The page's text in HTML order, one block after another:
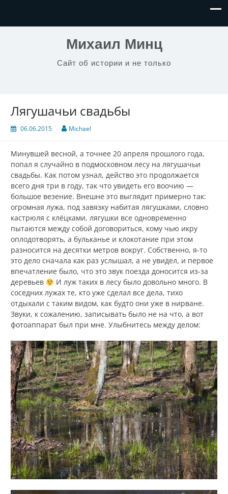
Михаил Минц
Сайт об истории и не только
Лягушачьи свадьбы
06.06.2015 Michael
Минувшей весной, а точнее 20 апреля прошлого года,
попал я случайно в подмосковном лесу на лягушачьи
свадьбы. Как потом узнал, действо это продолжается
всего дня три в году, так что увидеть его воочию —
большое везение. Внешне это выглядит примерно так:
огромная лужа, под завязку набитая лягушками, словно
кастрюля с клёцками, лягушки все одновременно
пытаются между собой договориться, кому чью икру
оплодотворять, а бульканье и клокотание при этом
разносится на десятки метров вокруг. Собственно, я-то
это дело сначала как раз услышал, а не увидел, и первое
впечатление было, что это звук поезда доносится из-за
деревьев
И луж таких в лесу было довольно много. В
соседних лужах те, кто уже сделал все дела, тихо
отдыхали с таким видом, как будто они уже в нирване.
Звуки, к сожалению, записывать было не на что, а вот
фотоаппарат был при мне. Улыбнитесь между делом: